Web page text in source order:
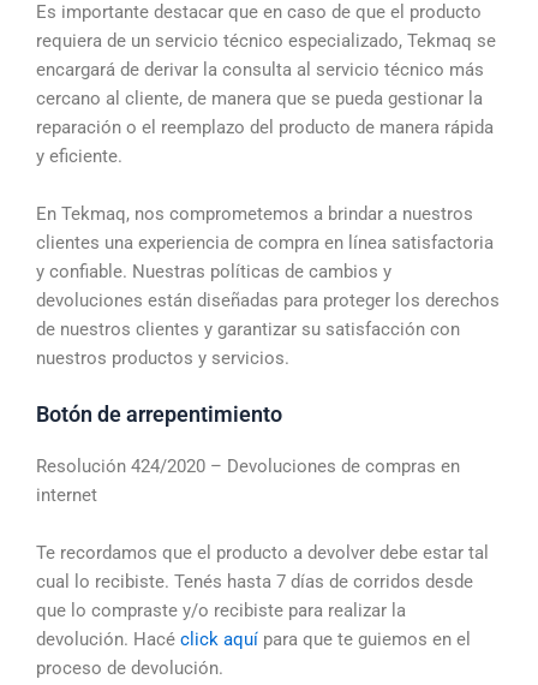
Es importante destacar que en caso de que el producto
requiera de un servicio técnico especializado, Tekmaq se
encargará de derivar la consulta al servicio técnico más
cercano al cliente, de manera que se pueda gestionar la
reparación o el reemplazo del producto de manera rápida
y eficiente.
En Tekmaq, nos comprometemos a brindar a nuestros
clientes una experiencia de compra en línea satisfactoria
y confiable. Nuestras políticas de cambios y
devoluciones están diseñadas para proteger los derechos
de nuestros clientes y garantizar su satisfacción con
nuestros productos y servicios.
Botón de arrepentimiento
Resolución 424/2020 – Devoluciones de compras en
internet
Te recordamos que el producto a devolver debe estar tal
cual lo recibiste. Tenés hasta 7 días de corridos desde
que lo compraste y/o recibiste para realizar la
devolución. Hacé click aquí para que te guiemos en el
proceso de devolución.